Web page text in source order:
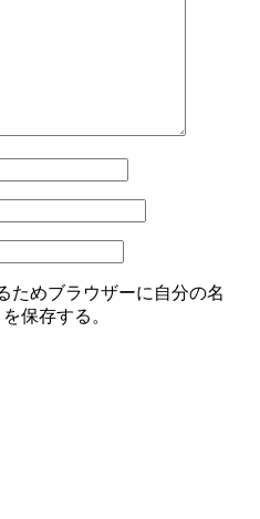
ためブラウザーに自分の名
保存する。